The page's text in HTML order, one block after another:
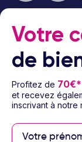
À propos
Besoin d’aide
© 2026 Ôvoyages
Votre
de
Profitez de
et recevez
inscrivant à notre